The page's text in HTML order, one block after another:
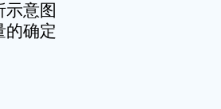
示意图
的确定